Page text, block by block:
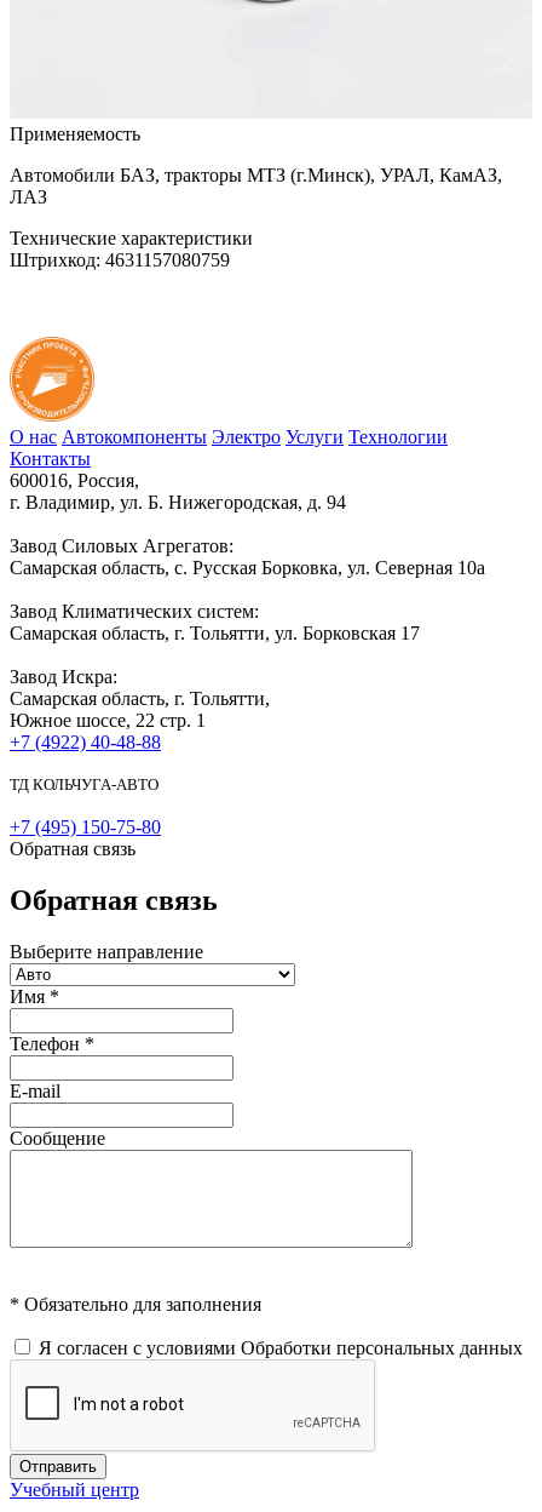
Применяемость
Автомобили БАЗ, тракторы МТЗ (г.Минск), УРАЛ, КамАЗ,
ЛАЗ
Технические характеристики
Штрихкод: 4631157080759
О нас Автокомпоненты Электро Услуги Технологии
Контакты
600016, Россия,
г. Владимир, ул. Б. Нижегородская, д. 94
Завод Силовых Агрегатов:
Самарская область, с. Русская Борковка, ул. Северная 10а
Завод Климатических систем:
Самарская область, г. Тольятти, ул. Борковская 17
Завод Искра:
Самарская область, г. Тольятти,
Южное шоссе, 22 стр. 1
+7 (4922) 40-48-88
ТД КОЛЬЧУГА-АВТО
+7 (495) 150-75-80
Обратная связь
Обратная связь
Выберите направление
Имя *
Телефон *
E-mail
Сообщение
* Обязательно для заполнения
Я согласен с условиями Обработки персональных данных
Отправить
Учебный центр